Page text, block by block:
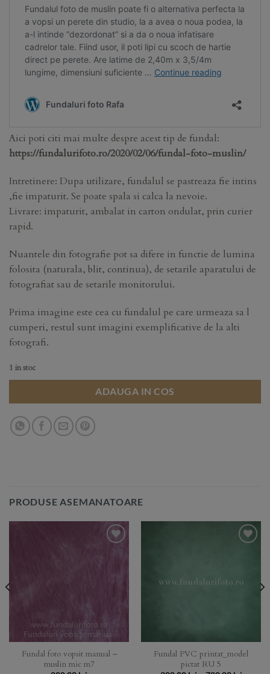
Aici poti citi mai multe despre acest tip de fundal:
https://fundalurifoto.ro/2020/02/06/fundal-foto-muslin/
Intretinere: Dupa utilizare, fundalul se pastreaza fie intins
,fie impaturit. Se poate spala si calca la nevoie.
Livrare: impaturit, ambalat in carton ondulat, prin curier
rapid.
Nuantele din fotografie pot sa difere in functie de lumina
folosita (naturala, blit, continua), de setarile aparatului de
fotografiat sau de setarile monitorului.
Prima imagine este cea cu fundalul pe care urmeaza sa l
cumperi, restul sunt imagini exemplificative de la alti
fotografi.
1 in stoc
ADAUGA IN COS
PRODUSE ASEMANATOARE
Fundal foto vopsit manual –
muslin mic m7
Fundal PVC printat_model
pictat RU 5